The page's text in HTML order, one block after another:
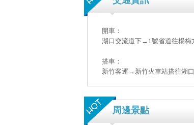
開車：
湖口交流道下→1號省道往楊梅
搭車：
新竹客運→新竹火車站搭往湖
周邊景點